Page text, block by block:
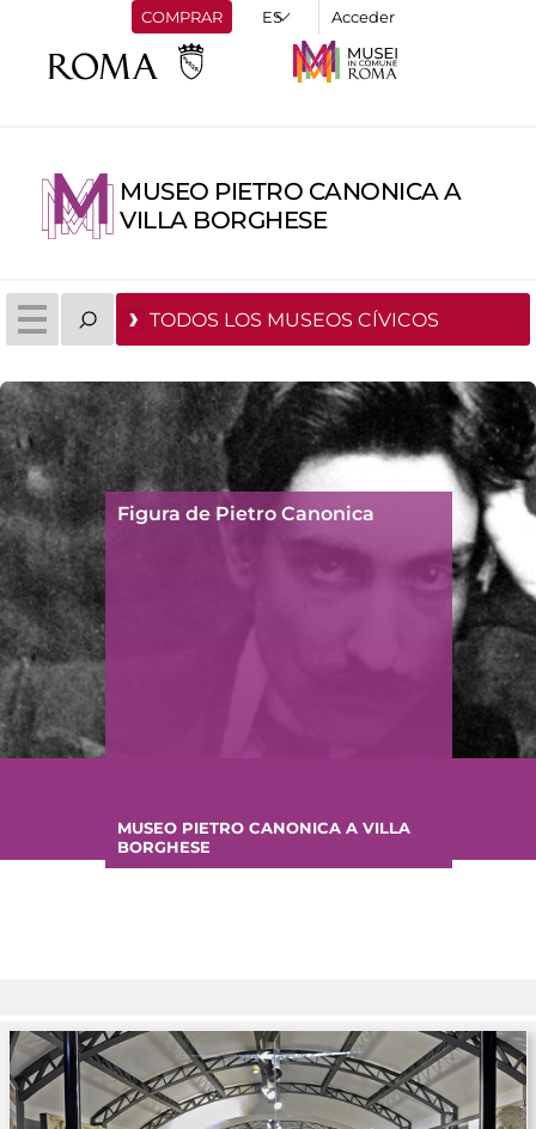
COMPRAR Acceder
MUSEO PIETRO CANONICA A
VILLA BORGHESE
TODOS LOS MUSEOS CÍVICOS
Figura de Pietro Canonica
MUSEO PIETRO CANONICA A VILLA
BORGHESE